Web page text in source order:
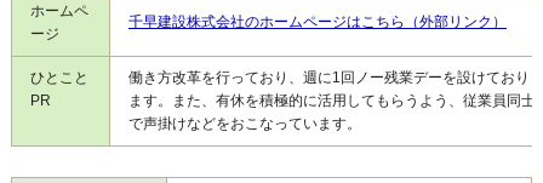
ホームペ
ージ
千早建設株式会社のホームページはこちら（外部リンク）
ひとこと
PR
働き方改革を行っており、週に1回ノー残業デーを設けており
ます。また、有休を積極的に活用してもらうよう、従業員同士
で声掛けなどをおこなっています。